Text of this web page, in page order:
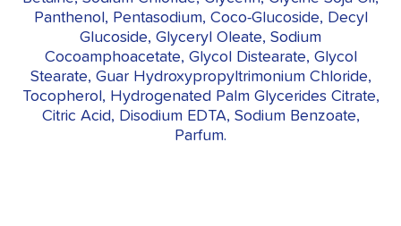
Panthenol, Pentasodium, Coco-Glucoside, Decyl
Glucoside, Glyceryl Oleate, Sodium
Cocoamphoacetate, Glycol Distearate, Glycol
Stearate, Guar Hydroxypropyltrimonium Chloride,
Tocopherol, Hydrogenated Palm Glycerides Citrate,
Citric Acid, Disodium EDTA, Sodium Benzoate,
Parfum.